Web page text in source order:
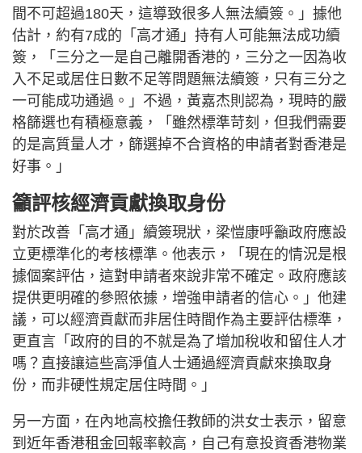
間不可超過180天，這導致很多人無法續簽。」據他
估計，約有7成的「高才通」持有人可能無法成功續
簽，「三分之一是自己離開香港的，三分之一因為收
入不足或居住日數不足等問題無法續簽，只有三分之
一可能成功通過。」不過，黃嘉杰則認為，現時的嚴
格篩選也有積極意義，「雖然標準苛刻，但我們需要
的是高質量人才，篩選掉不合資格的申請者對香港是
好事。」
籲評核經濟貢獻換取身份
對於改善「高才通」續簽現狀，梁愷康呼籲政府應設
立更標準化的考核標準。他表示，「現在的情況是根
據個案評估，這對申請者來說非常不確定。政府應該
提供更明確的參照依據，增強申請者的信心。」他建
議，可以經濟貢獻而非居住時間作為主要評估標準，
更直言「政府的目的不就是為了增加稅收和留住人才
嗎？直接讓這些高淨值人士通過經濟貢獻來換取身
份，而非硬性規定居住時間。」
另一方面，在內地高校擔任教師的洪女士表示，留意
到近年香港租金回報率較高，自己有意投資香港物業